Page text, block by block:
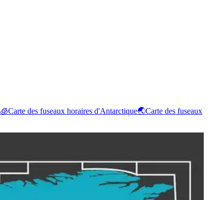
🧊Carte des fuseaux horaires d'Antarctique🌏Carte des fuseaux